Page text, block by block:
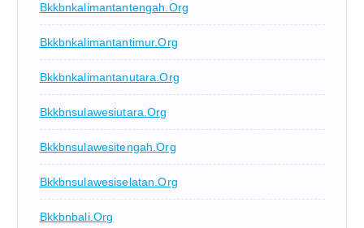
Bkkbnkalimantantengah.org
Bkkbnkalimantantimur.org
Bkkbnkalimantanutara.org
Bkkbnsulawesiutara.org
Bkkbnsulawesitengah.org
Bkkbnsulawesiselatan.org
Bkkbnbali.org